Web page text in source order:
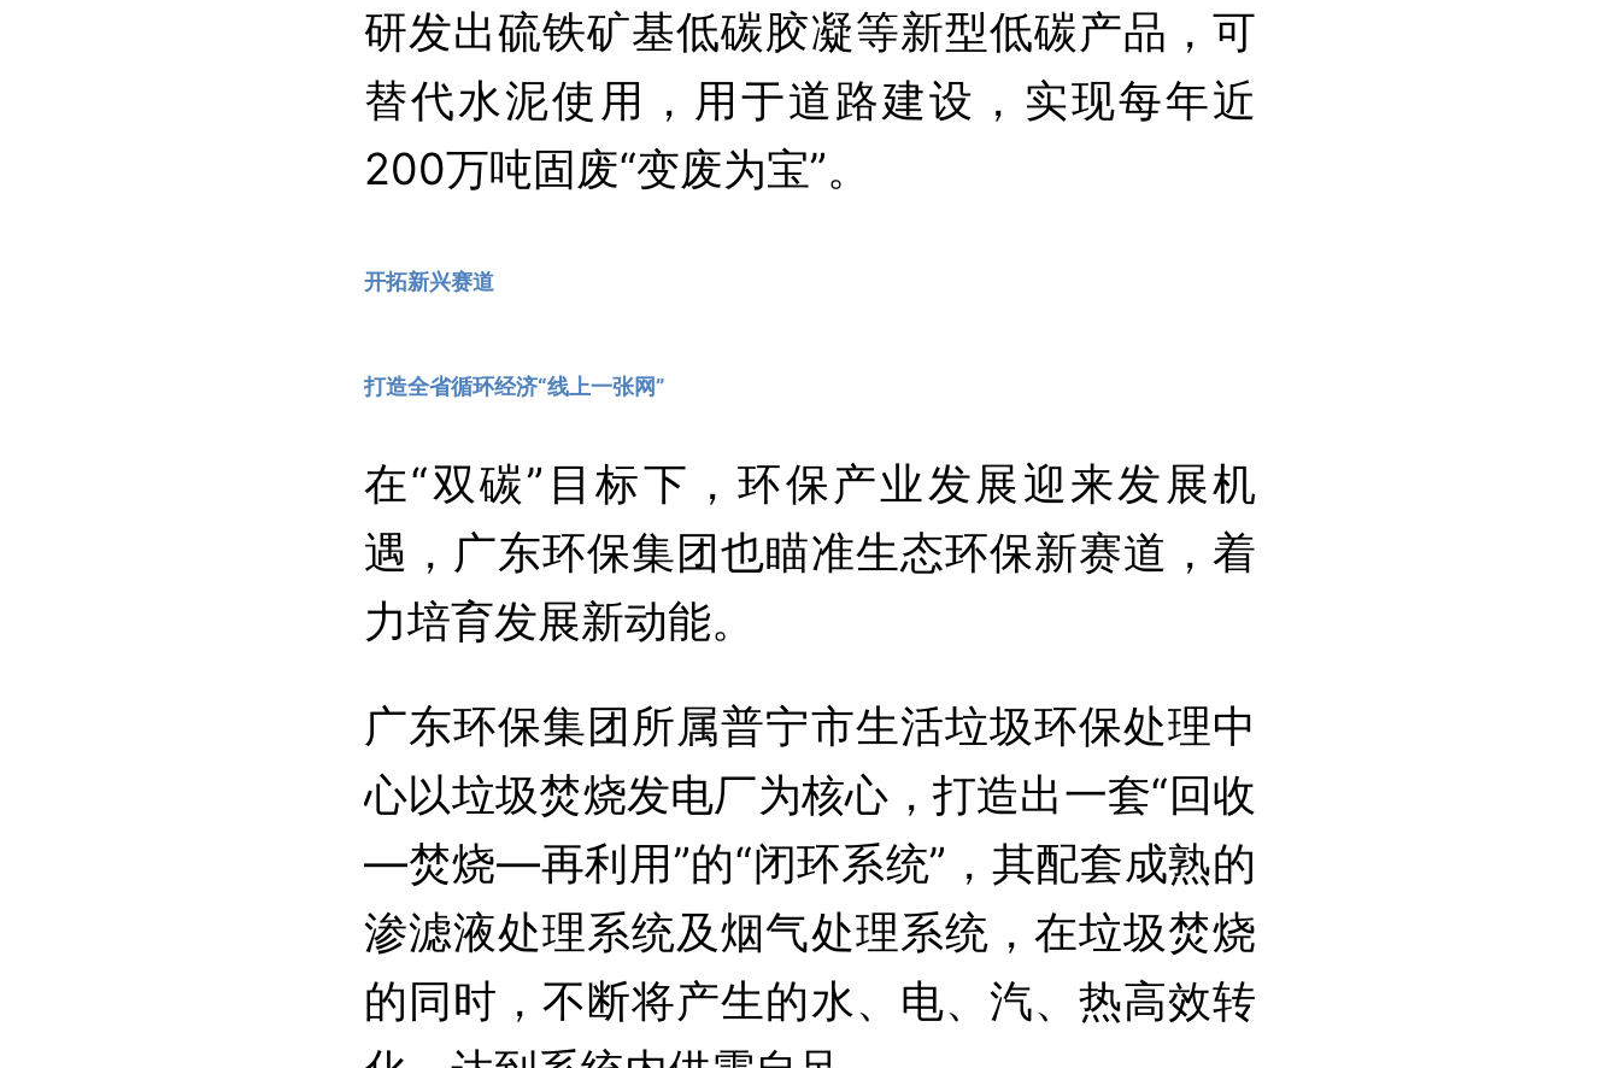
研发出硫铁矿基低碳胶凝等新型低碳产品，可
替代水泥使用，用于道路建设，实现每年近
200万吨固废“变废为宝”。
开拓新兴赛道
打造全省循环经济“线上一张网”
在“双碳”目标下，环保产业发展迎来发展机
遇，广东环保集团也瞄准生态环保新赛道，着
力培育发展新动能。
广东环保集团所属普宁市生活垃圾环保处理中
心以垃圾焚烧发电厂为核心，打造出一套“回收
—焚烧—再利用”的“闭环系统”，其配套成熟的
渗滤液处理系统及烟气处理系统，在垃圾焚烧
的同时，不断将产生的水、电、汽、热高效转